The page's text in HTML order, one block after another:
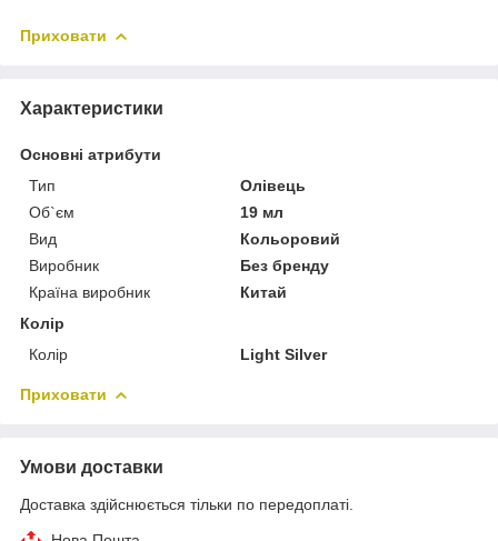
Приховати
Характеристики
Основні атрибути
Тип
Олівець
Об`єм
19 мл
Вид
Кольоровий
Виробник
Без бренду
Країна виробник
Китай
Колір
Колір
Light Silver
Приховати
Умови доставки
Доставка здійснюється тільки по передоплаті.